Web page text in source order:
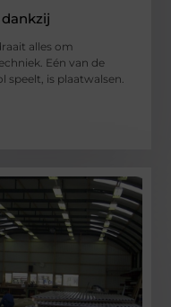
alles om
Eén van de
speelt, is plaatwalsen.